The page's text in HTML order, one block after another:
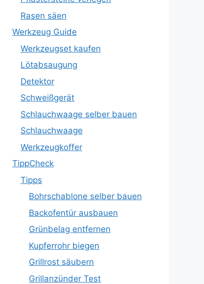
Rasen säen
Werkzeug Guide
Werkzeugset kaufen
Lötabsaugung
Detektor
Schweißgerät
Schlauchwaage selber bauen
Schlauchwaage
Werkzeugkoffer
TippCheck
Tipps
Bohrschablone selber bauen
Backofentür ausbauen
Grünbelag entfernen
Kupferrohr biegen
Grillrost säubern
Grillanzünder Test